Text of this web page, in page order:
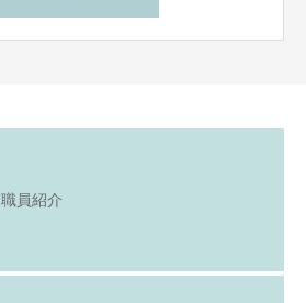
職員紹介